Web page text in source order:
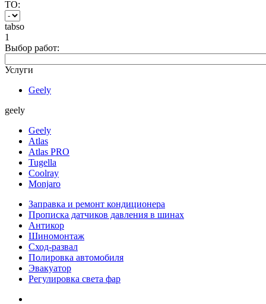
ТО:
tabso
1
Выбор работ:
Услуги
Geely
geely
Geely
Atlas
Atlas PRO
Tugella
Coolray
Monjaro
Заправка и ремонт кондиционера
Прописка датчиков давления в шинах
Антикор
Шиномонтаж
Сход-развал
Полировка автомобиля
Эвакуатор
Регулировка света фар